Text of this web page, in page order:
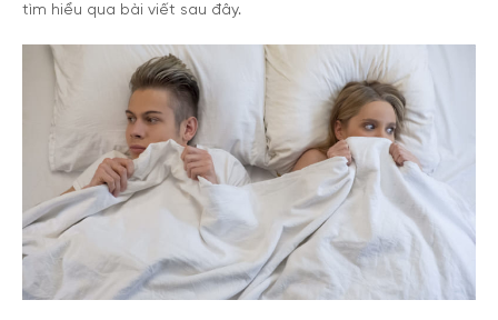
tìm hiểu qua bài viết sau đây.